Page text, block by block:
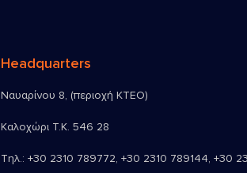
Headquarters
Ναυαρίνου 8, (περιοχή ΚΤΕΟ)
Καλοχώρι Τ.Κ. 546 28
Τηλ.:+30 2310 789772,+30 2310 789144,+30